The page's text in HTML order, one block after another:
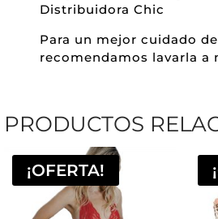
Distribuidora Chic
Para un mejor cuidado
recomendamos lavarla a
PRODUCTOS
¡OFERTA!